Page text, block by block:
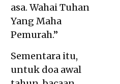
asa. Wahai Tuhan
Yang Maha
Pemurah.”
Sementara itu,
untuk doa awal